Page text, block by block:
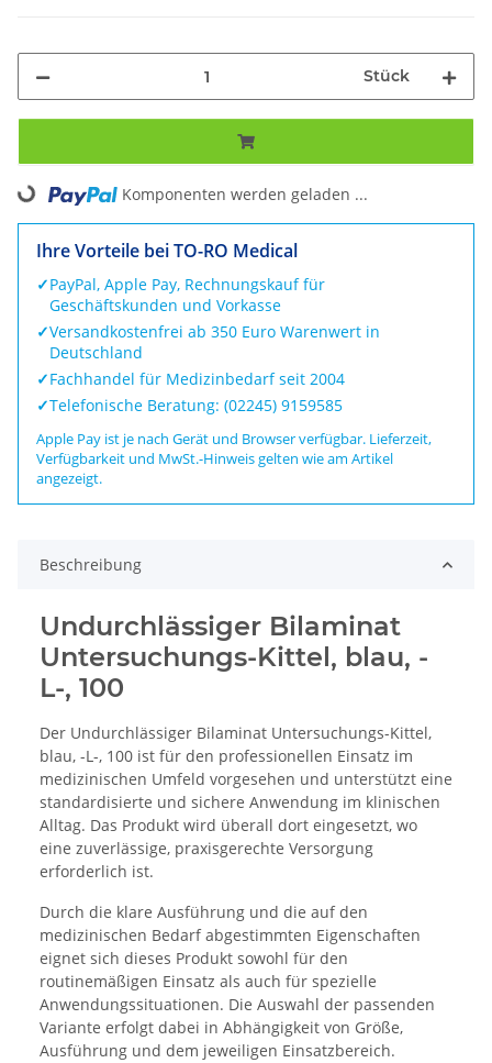
Stück
Loading... Komponenten werden geladen ...
Ihre Vorteile bei TO-RO Medical
✓PayPal, Apple Pay, Rechnungskauf für
Geschäftskunden und Vorkasse
✓Versandkostenfrei ab 350 Euro Warenwert in
Deutschland
✓Fachhandel für Medizinbedarf seit 2004
✓Telefonische Beratung: (02245) 9159585
Apple Pay ist je nach Gerät und Browser verfügbar. Lieferzeit,
Verfügbarkeit und MwSt.-Hinweis gelten wie am Artikel
angezeigt.
Beschreibung
Undurchlässiger Bilaminat
Untersuchungs-Kittel, blau, -
L-, 100
Der Undurchlässiger Bilaminat Untersuchungs-Kittel,
blau, -L-, 100 ist für den professionellen Einsatz im
medizinischen Umfeld vorgesehen und unterstützt eine
standardisierte und sichere Anwendung im klinischen
Alltag. Das Produkt wird überall dort eingesetzt, wo
eine zuverlässige, praxisgerechte Versorgung
erforderlich ist.
Durch die klare Ausführung und die auf den
medizinischen Bedarf abgestimmten Eigenschaften
eignet sich dieses Produkt sowohl für den
routinemäßigen Einsatz als auch für spezielle
Anwendungssituationen. Die Auswahl der passenden
Variante erfolgt dabei in Abhängigkeit von Größe,
Ausführung und dem jeweiligen Einsatzbereich.